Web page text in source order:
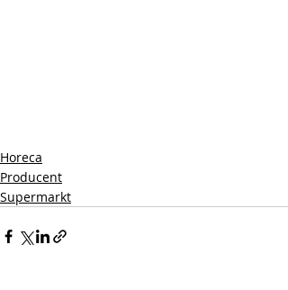
Horeca
Producent
Supermarkt